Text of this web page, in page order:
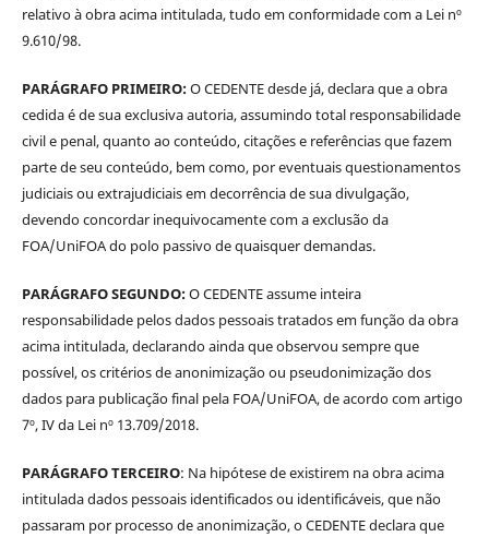
relativo à obra acima intitulada, tudo em conformidade com a Lei nº
9.610/98.
PARÁGRAFO PRIMEIRO:O CEDENTE desde já, declara que a obra
cedida é de sua exclusiva autoria, assumindo total responsabilidade
civil e penal, quanto ao conteúdo, citações e referências que fazem
parte de seu conteúdo, bem como, por eventuais questionamentos
judiciais ou extrajudiciais em decorrência de sua divulgação,
devendo concordar inequivocamente com a exclusão da
FOA/UniFOA do polo passivo de quaisquer demandas.
PARÁGRAFO SEGUNDO:O CEDENTE assume inteira
responsabilidade pelos dados pessoais tratados em função da obra
acima intitulada, declarando ainda que observou sempre que
possível, os critérios de anonimização ou pseudonimização dos
dados para publicação final pela FOA/UniFOA, de acordo com artigo
7º, IV da Lei nº 13.709/2018.
PARÁGRAFO TERCEIRO: Na hipótese de existirem na obra acima
intitulada dados pessoais identificados ou identificáveis, que não
passaram por processo de anonimização, o CEDENTE declara que